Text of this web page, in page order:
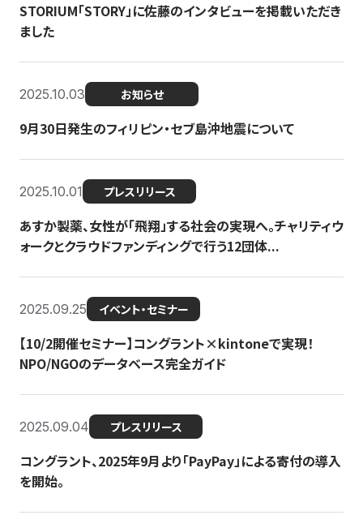
STORIUM「STORY」に佐藤のインタビューを掲載いただき
ました
2025.10.03 お知らせ
9月30日発生のフィリピン・セブ島沖地震について
2025.10.01 プレスリリース
あすか製薬、女性が「飛翔」する社会の実現へ。チャリティウ
ォークとクラウドファンディングで行う12団体...
2025.09.25 イベント・セミナー
【10/2開催セミナー】コングラント×kintoneで実現！
NPO/NGOのデータベース完全ガイド
2025.09.04 プレスリリース
コングラント、2025年9月より「PayPay」による寄付の導入
を開始。